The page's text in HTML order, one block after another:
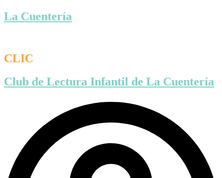
La Cuentería
CLIC
Club de Lectura Infantil de La Cuentería